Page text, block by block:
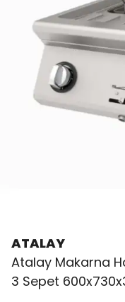
ATALAY
Atalay Makarna
3 Sepet